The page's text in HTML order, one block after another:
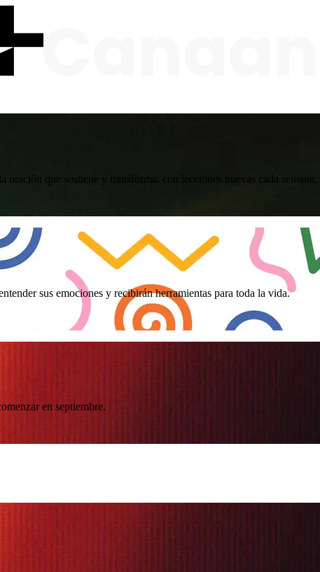
que sostiene y transforma, con lecciones nuevas cada
sus emociones y recibirán herramientas para toda la vida.
en septiembre.